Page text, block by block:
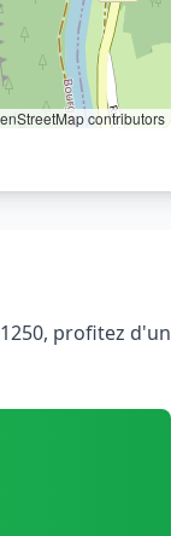
contributors
profitez d'un